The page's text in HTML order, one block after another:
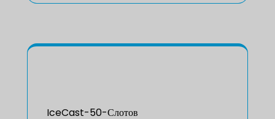
IceCast-50-Слотов